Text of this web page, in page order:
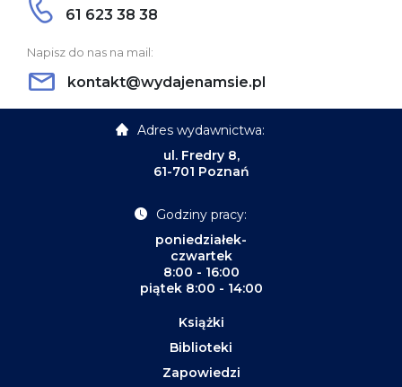
61 623 38 38
Napisz do nas na mail:
kontakt@wydajenamsie.pl
Adres wydawnictwa:
ul. Fredry 8,
61-701 Poznań
Godziny pracy:
poniedziałek-
czwartek
8:00 - 16:00
piątek 8:00 - 14:00
Książki
Biblioteki
Zapowiedzi